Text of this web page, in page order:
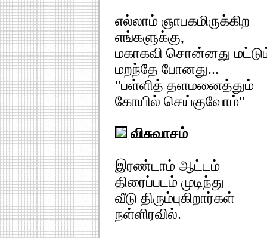
எல்லாம் ஞாபகமிருக்கிற
எங்களுக்கு,
மகாகவி சொன்னது
மறந்தே போனது...
"பள்ளித் தளமனைத்தும்
கோயில் செய்குவோம்"
விசுவாசம்
இரண்டாம் ஆட்டம்
திரைப்படம் முடிந்து
வீடு திரும்புகிறார்கள்
நள்ளிரவில்.